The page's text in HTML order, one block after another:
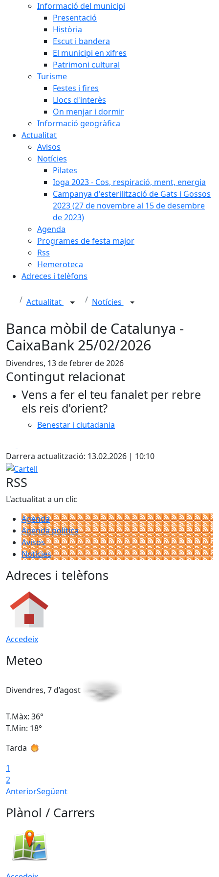
Informació del municipi
Presentació
Història
Escut i bandera
El municipi en xifres
Patrimoni cultural
Turisme
Festes i fires
Llocs d'interès
On menjar i dormir
Informació geogràfica
Actualitat
Avisos
Notícies
Pilates
Ioga 2023 - Cos, respiració, ment, energia
Campanya d'esterilització de Gats i Gossos
2023 (27 de novembre al 15 de desembre
de 2023)
Agenda
Programes de festa major
Rss
Hemeroteca
Adreces i telèfons
Actualitat Notícies
Banca mòbil de Catalunya -
CaixaBank 25/02/2026
Divendres, 13 de febrer de 2026
Contingut relacionat
Vens a fer el teu fanalet per rebre
els reis d'orient?
Benestar i ciutadania
Darrera actualització: 13.02.2026 | 10:10
Cartell
RSS
L'actualitat a un clic
Agenda
Agenda política
Avisos
Notícies
Adreces i telèfons
Accedeix
Meteo
Divendres, 7 d’agost
T.Màx: 36°
T.Min: 18°
Tarda
1
2
AnteriorSegüent
Plànol / Carrers